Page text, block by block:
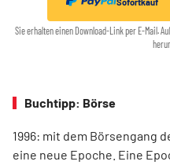
Sie erhalten einen Download-Link per E-Mail.
Buchtipp: Börse
1996: mit dem ­Börsen­­gang
eine neue ­Epoche. Eine